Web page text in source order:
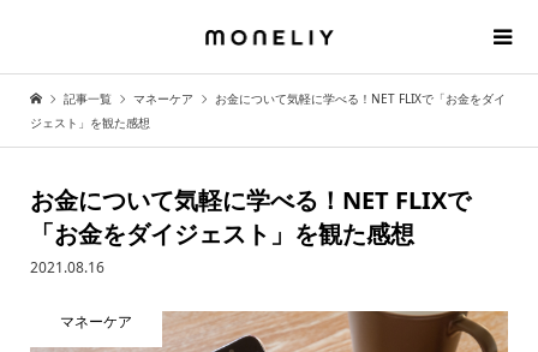
記事一覧 マネーケア
お金について気軽に学べる！NET FLIXで「お金をダイ
ジェスト」を観た感想
お金について気軽に学べる！NET FLIXで
「お金をダイジェスト」を観た感想
2021.08.16
マネーケア